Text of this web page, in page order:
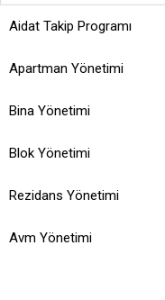
Aidat Takip Programı
Apartman Yönetimi
Bina Yönetimi
Blok Yönetimi
Rezidans Yönetimi
Avm Yönetimi